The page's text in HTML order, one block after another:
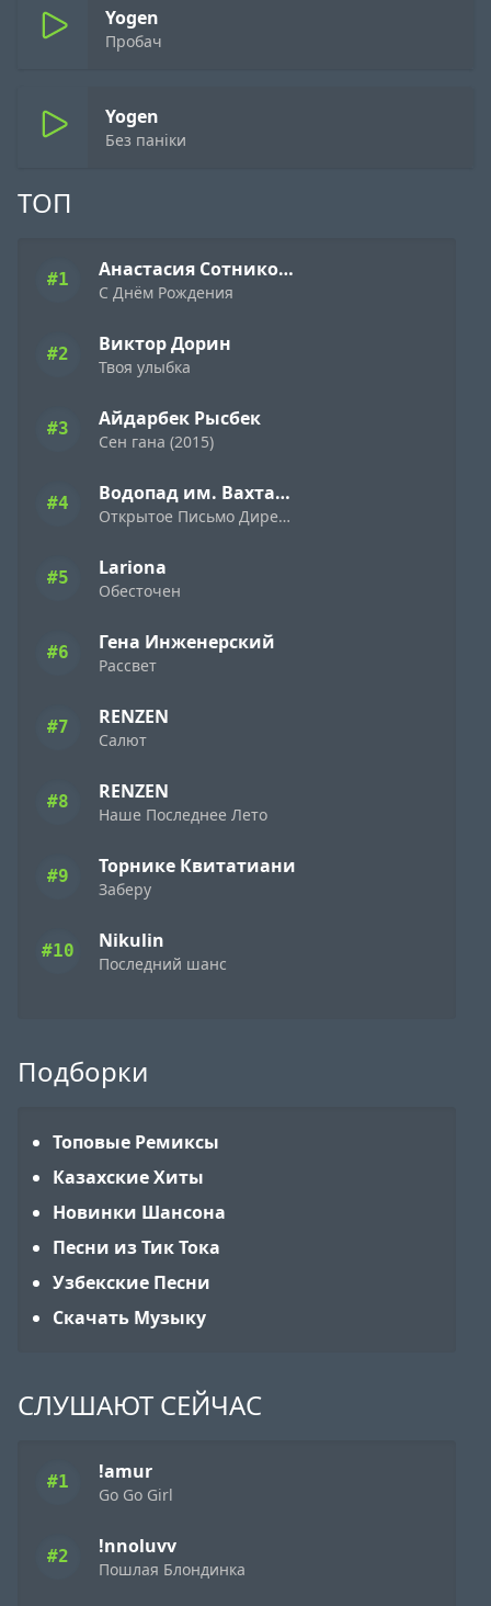
ТОП
#1 Анастасия Сотникова
С Днём Рождения
#2 Виктор Дорин
Твоя улыбка
#3 Айдарбек Рысбек
Сен гана (2015)
#4 Водопад им. Вахтанга Кикабидзе
Открытое Письмо Директору Фирмы «Ямаха» ( 1989 )
#5 Lariona
Обесточен
#6 Гена Инженерский
Рассвет
#7 RENZEN
Салют
#8 RENZEN
Наше Последнее Лето
#9 Торнике Квитатиани
Заберу
#10 Nikulin
Последний шанс
Подборки
Топовые Ремиксы
Казахские Хиты
Новинки Шансона
Песни из Тик Тока
Узбекские Песни
Скачать Музыку
СЛУШАЮТ СЕЙЧАС
#1 !amur
Go Go Girl
#2 !nnoluvv
Пошлая Блондинка
Yogen
Пробач
Yogen
Без паніки